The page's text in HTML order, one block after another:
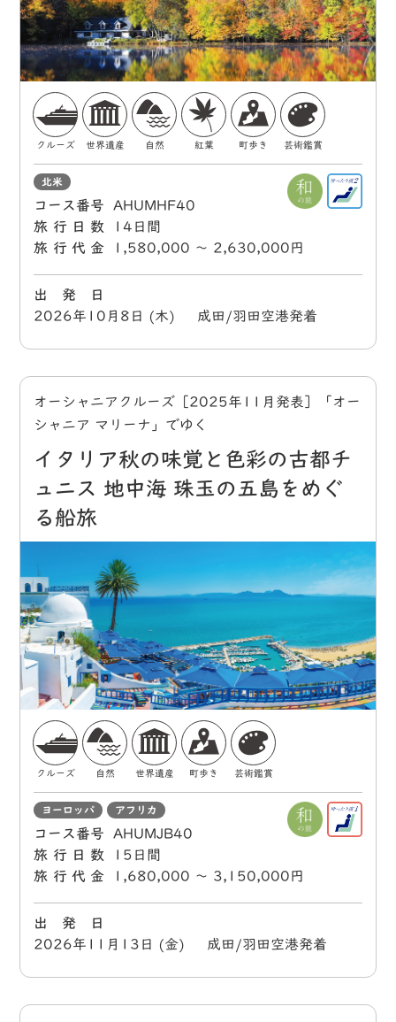
クルーズ 世界遺産 自然 紅葉 町歩き 芸術鑑賞
北米
コース番号
AHUMHF40
旅行日数
14日間
旅行代金
1,580,000 〜 2,630,000円
出 発 日
2026年10月8日 (木) 成田/羽田空港発着
オーシャニアクルーズ［2025年11月発表］「オー
シャニア マリーナ」でゆく
イタリア秋の味覚と色彩の古都チ
ュニス 地中海 珠玉の五島をめぐ
る船旅
クルーズ 自然 世界遺産 町歩き 芸術鑑賞
ヨーロッパ アフリカ
コース番号
AHUMJB40
旅行日数
15日間
旅行代金
1,680,000 〜 3,150,000円
出 発 日
2026年11月13日 (金) 成田/羽田空港発着